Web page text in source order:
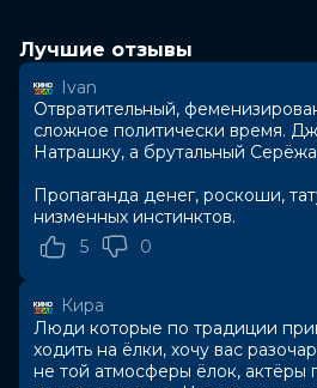
елочка из невыполненного
единственным Катиным гостем
мама полна решимости
человеком. Чтобы избежать
соглашается встретить дядю
Чикаго. И с этого момента для
длинный день уходящего года:
дядю из аэропорта, встретит
скрываться от преследования
год снова окажется у своей
Оценка
Год
2022
Страна
Россия
Лучшие отзывы
Ivan
Отвратительный,
сложное политически время.
Натрашку, а брутальный
Пропаганда денег, роскоши,
низменных инстинктов.
5
0
Кира
Люди которые по традиции
ходить на ёлки, хочу вас
не той атмосферы ёлок,